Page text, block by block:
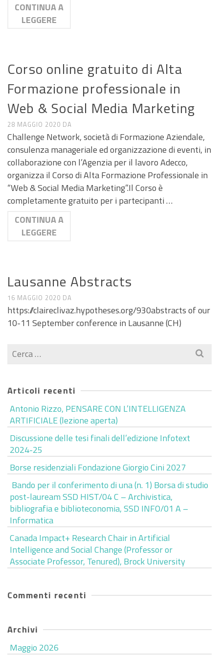
CONTINUA A
LEGGERE
Corso online gratuito di Alta
Formazione professionale in
Web & Social Media Marketing
28 MAGGIO 2020 DA
Challenge Network, società di Formazione Aziendale,
consulenza manageriale ed organizzazione di eventi, in
collaborazione con l’Agenzia per il lavoro Adecco,
organizza il Corso di Alta Formazione Professionale in
“Web & Social Media Marketing”.Il Corso è
completamente gratuito per i partecipanti …
CONTINUA A
LEGGERE
Lausanne Abstracts
16 MAGGIO 2020 DA
https://claireclivaz.hypotheses.org/930abstracts of our
10-11 September conference in Lausanne (CH)
Cerca
per:
Articoli recenti
Antonio Rizzo, PENSARE CON L’INTELLIGENZA
ARTIFICIALE (lezione aperta)
Discussione delle tesi finali dell’edizione Infotext
2024-25
Borse residenziali Fondazione Giorgio Cini 2027
Bando per il conferimento di una (n. 1) Borsa di studio
post-lauream SSD HIST/04 C – Archivistica,
bibliografia e biblioteconomia, SSD INFO/01 A –
Informatica
Canada Impact+ Research Chair in Artificial
Intelligence and Social Change (Professor or
Associate Professor, Tenured), Brock University
Commenti recenti
Archivi
Maggio 2026